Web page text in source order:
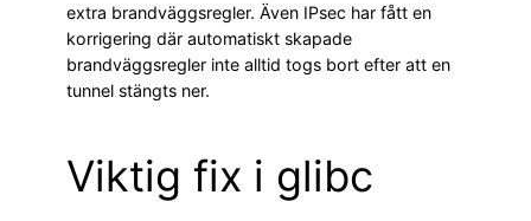
extra brandväggsregler. Även IPsec har fått en
korrigering där automatiskt skapade
brandväggsregler inte alltid togs bort efter att en
tunnel stängts ner.
Viktig fix i glibc